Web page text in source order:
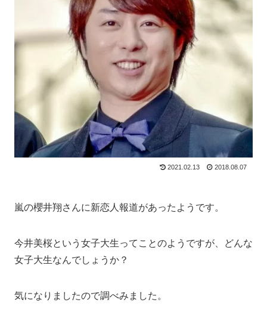
2021.02.13 2018.08.07
嵐の櫻井翔さんに新恋人報道があったようです。
今井美桜という女子大生ってことのようですが、どんな
女子大生なんでしょうか？
気になりましたので調べみました。